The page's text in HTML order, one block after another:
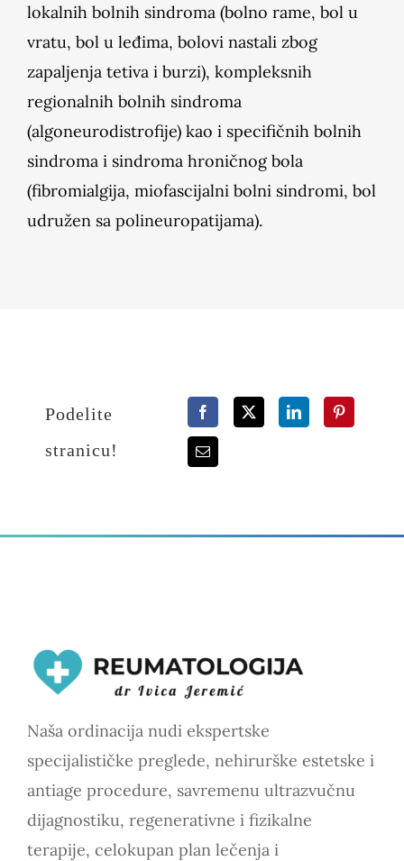
lokalnih bolnih sindroma (bolno rame, bol u
vratu, bol u leđima, bolovi nastali zbog
zapaljenja tetiva i burzi), kompleksnih
regionalnih bolnih sindroma
(algoneurodistrofije) kao i specifičnih bolnih
sindroma i sindroma hroničnog bola
(fibromialgija, miofascijalni bolni sindromi, bol
udružen sa polineuropatijama).
Podelite
stranicu!
Naša ordinacija nudi ekspertske
specijalističke preglede, nehirurške estetske i
antiage procedure, savremenu ultrazvučnu
dijagnostiku, regenerativne i fizikalne
terapije, celokupan plan lečenja i